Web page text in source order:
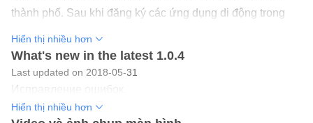
thành phố. Sau khi đăng ký các ứng dụng di động trong
Bảng điều khiển AVK-Wellcome làm sẵn để gửi các tin tức
quan trọng nhất và các thông tin bạn cần từ những nhà
cung cấp theo hình thức push-thông báo. ứng dụng di
cập Internet cho bất kỳ thuê bao tài khoản cá nhân AVK-
Hiển thị nhiều hơn
What's new in the latest 1.0.4
Last updated on 2018-05-31
Исправление ошибок.
Hiển thị nhiều hơn